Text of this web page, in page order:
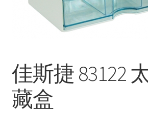
佳斯捷 83122
藏盒